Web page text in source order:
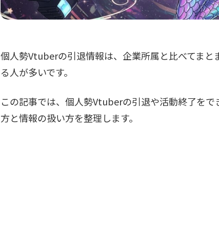
個人勢Vtuberの引退情報は、企業所属と比べてま
る人が多いです。
この記事では、個人勢Vtuberの引退や活動終了を
方と情報の扱い方を整理します。